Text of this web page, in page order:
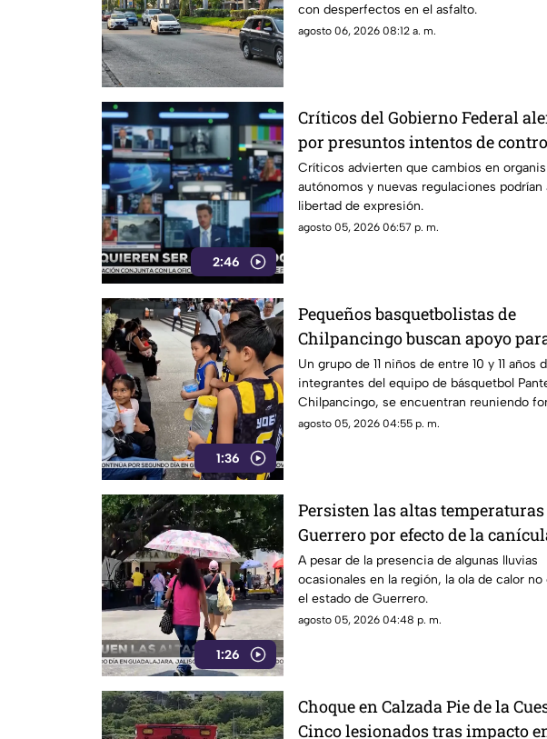
con desperfectos en el asfalto.
agosto 06, 2026 08:12 a. m.
2:46
Críticos del Gobierno Federal
por presuntos intentos de
información
Críticos advierten que cambios en
autónomos y nuevas regulaciones podrían
libertad de expresión.
agosto 05, 2026 06:57 p. m.
1:36
Pequeños basquetbolistas de
Chilpancingo buscan apoyo
competir en torneo nacional en
Veracruz
Un grupo de 11 niños de entre 10 y 11 años
integrantes del equipo de básquetbol
Chilpancingo, se encuentran reuniendo
poder participar en un torneo de
agosto 05, 2026 04:55 p. m.
1:26
Persisten las altas
Guerrero por efecto de la
A pesar de la presencia de algunas lluvias
ocasionales en la región, la ola de calor no
el estado de Guerrero.
agosto 05, 2026 04:48 p. m.
Choque en Calzada Pie de la
Cinco lesionados tras impacto